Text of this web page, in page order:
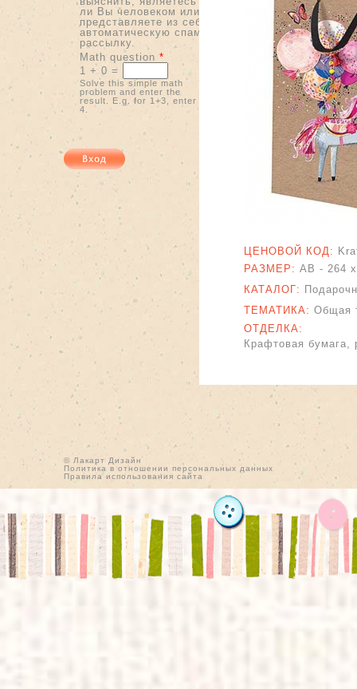
ли Вы человеком или
представляете из себя
автоматическую спам-
рассылку.
Math question *
1 + 0 =
Solve this simple math
problem and enter the
result. E.g. for 1+3, enter
4.
ЦЕНОВОЙ КОД:
РАЗМЕР: AB - 264
КАТАЛОГ:
ТЕМАТИКА: Общая
ОТДЕЛКА:
Крафтовая бумага,
© Лакарт Дизайн
Политика в отношении персональных данных
Правила использования сайта